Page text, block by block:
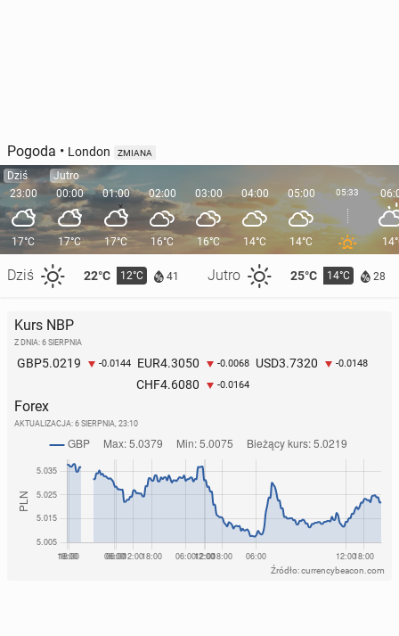
Pogoda • London ZMIANA
Dziś
23:00
17°C
Dziś 22°C 12°C 41 Jutro 25°C 14°C 28
Jutro
00:00
17°C
01:00
17°C
02:00
16°C
03:00
16°C
04:00
14°C
05:00
14°C
05:33
Kurs NBP
Z DNIA: 6 SIERPNIA
GBP5.0219 -0.0144 EUR4.3050 -0.0068 USD3.7320 -0.0148
CHF4.6080 -0.0164
Forex
AKTUALIZACJA: 6 SIERPNIA, 23:10
Źródło: currencybeacon.com